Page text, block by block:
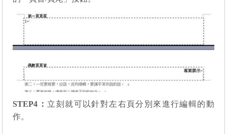
STEP4 ： 立刻就可以針對左右頁分別來進行編輯的動
作。